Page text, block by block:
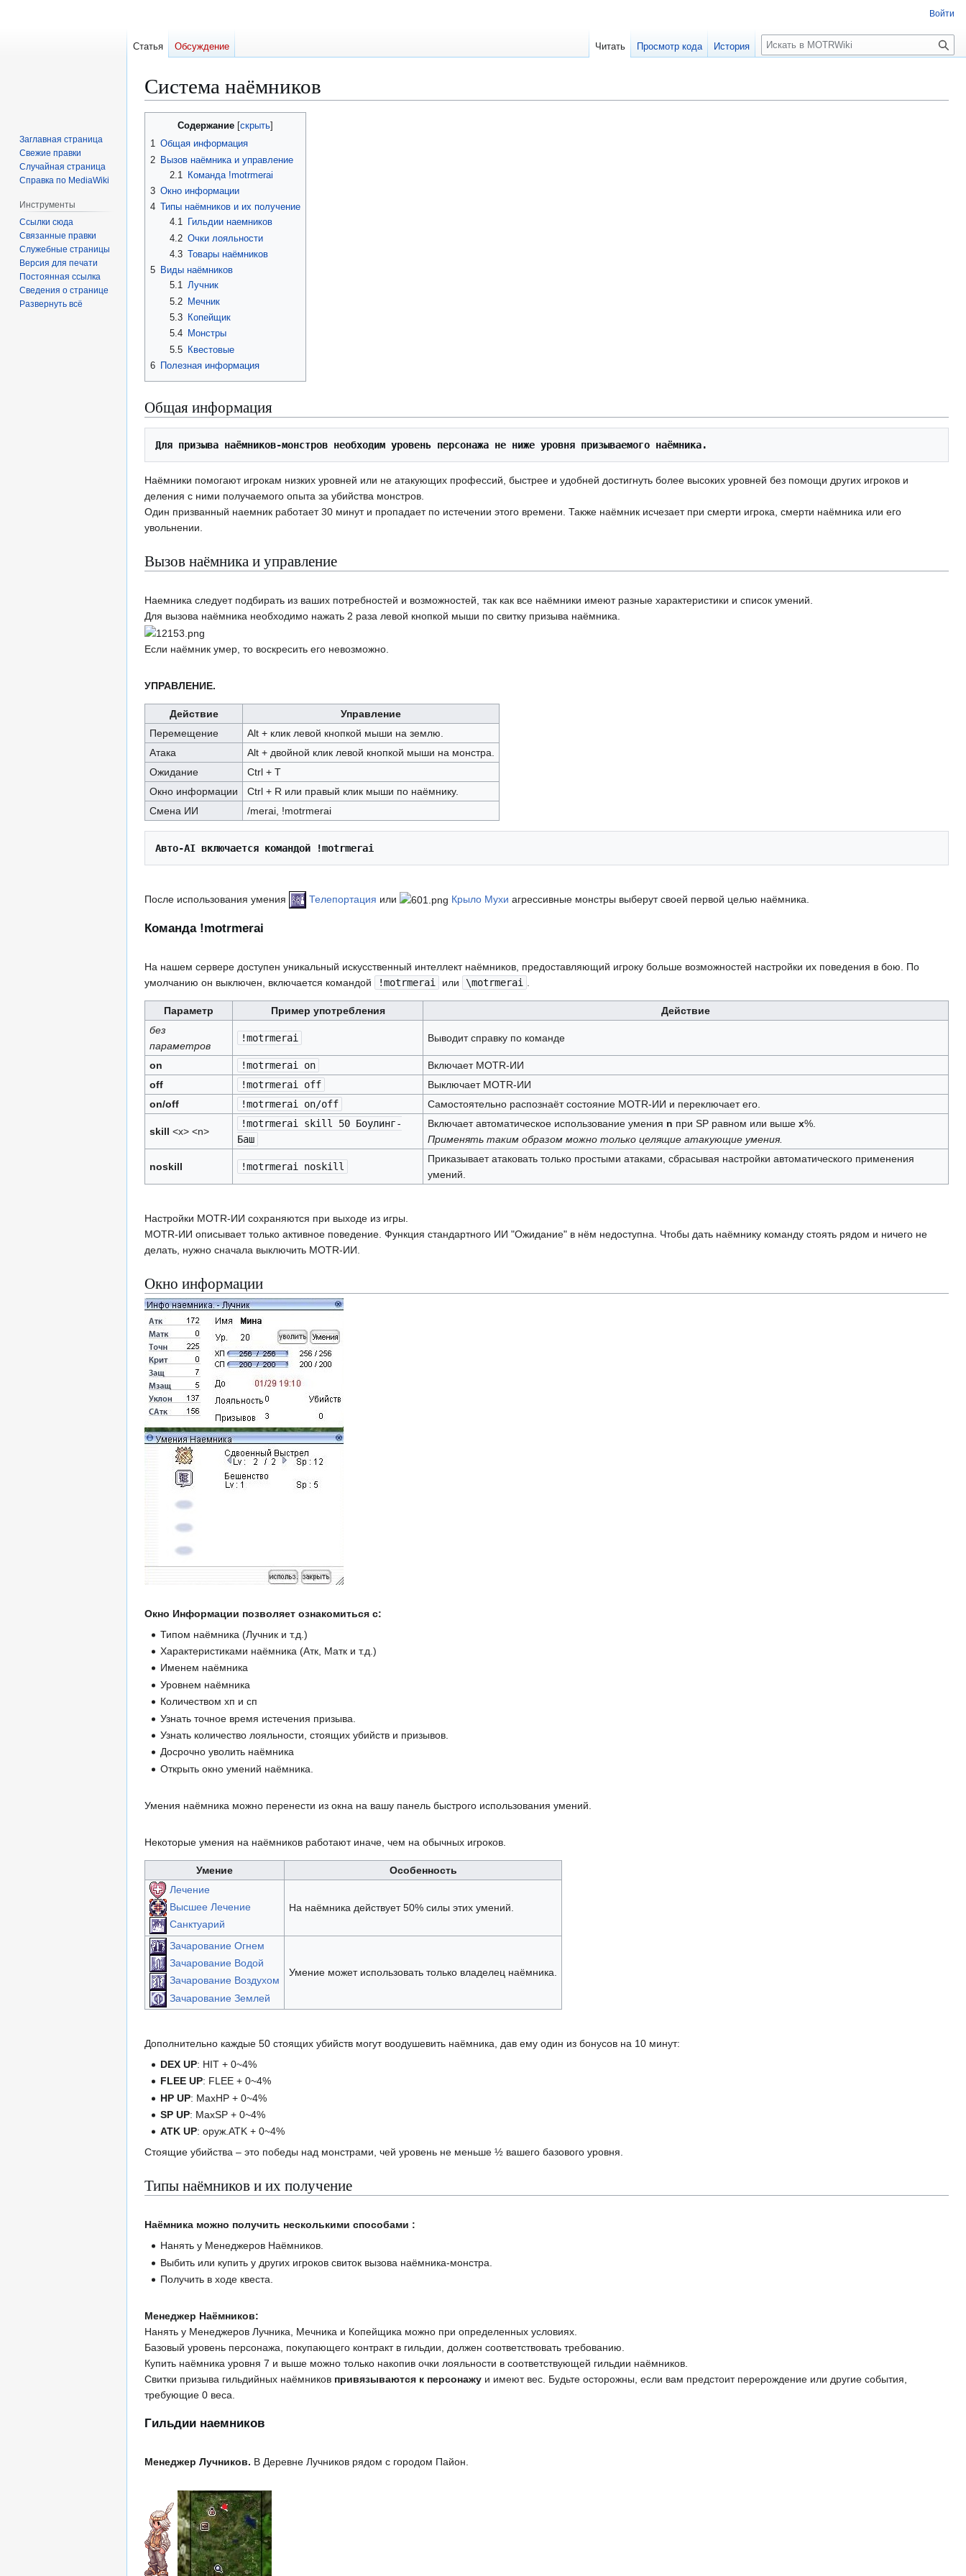
Система наёмников
Перейти
навигации
Перейти
Содержание
1 Общая информация
2 Вызов наёмника и управление
2.1
Команда !motrmerai
3 Окно информации
4 Типы наёмников и их получение
4.1
Гильдии наемников
4.2 Очки лояльности
4.3 Товары наёмников
5 Виды наёмников
5.1 Лучник
5.2 Мечник
5.3
Копейщик
5.4
Монстры
5.5 Квестовые
6 Полезная информация
Общая информация
Для призыва наёмников-монстров необходим уровень персонажа не ниже уровня призываемого наёмника.
Наёмники помогают игрокам низких уровней или не атакующих профессий, быстрее и удобней достигнуть более высоких уровней без помощи других игроков и
деления с ними получаемого опыта за убийства монстров.
Один призванный наемник работает 30 минут и пропадает по истечении этого времени. Также наёмник исчезает при смерти игрока, смерти наёмника или его
увольнении.
Вызов наёмника и управление
Наемника следует подбирать из ваших потребностей и возможностей, так как все наёмники имеют разные характеристики и список умений.
Для вызова наёмника необходимо нажать 2 раза левой кнопкой мыши по свитку призыва наёмника.
Если наёмник умер, то воскресить его невозможно.
УПРАВЛЕНИЕ.
Действие
Управление
Перемещение
Alt + клик левой кнопкой мыши на землю.
Атака
Alt + двойной клик левой кнопкой мыши на монстра.
Ожидание
Ctrl + T
Окно информации
Ctrl + R или правый клик мыши по наёмнику.
Смена ИИ
/merai, !motrmerai
Авто-AI включается командой !motrmerai
После использования умения Телепортация или Крыло Мухи агрессивные монстры выберут своей первой целью наёмника.
Команда !motrmerai
На нашем сервере доступен уникальный искусственный интеллект наёмников, предоставляющий игроку больше возможностей настройки их поведения в бою. По
умолчанию он выключен, включается командой
!motrmerai или \motrmerai .
Параметр Пример употребления
Действие
без
параметров
!motrmerai Выводит справку по команде
on !motrmerai on
Включает MOTR-ИИ
off
!motrmerai off
Выключает MOTR-ИИ
on/off
!motrmerai on/off Самостоятельно распознаёт состояние MOTR-ИИ и переключает его.
skill <x> <n>
!motrmerai skill 50 Боулинг-
Баш
Включает автоматическое использование умения n при SP равном или выше x%.
Применять таким образом можно только целящие атакующие умения.
noskill !motrmerai noskill
Приказывает атаковать только простыми атаками, сбрасывая настройки автоматического применения
умений.
Настройки MOTR-ИИ сохраняются при выходе из игры.
MOTR-ИИ описывает только активное поведение. Функция стандартного ИИ "Ожидание" в нём недоступна. Чтобы дать наёмнику команду стоять рядом и ничего не
делать, нужно сначала выключить MOTR-ИИ.
Окно информации
Окно Информации позволяет ознакомиться с:
Типом наёмника (Лучник и т.д.)
Характеристиками наёмника (Атк, Матк и т.д.)
Именем наёмника
Уровнем наёмника
Количеством хп и сп
Узнать точное время истечения призыва.
Узнать количество лояльности, стоящих убийств и призывов.
Досрочно уволить наёмника
Открыть окно умений наёмника.
Умения наёмника можно перенести из окна на вашу панель быстрого использования умений.
Некоторые умения на наёмников работают иначе, чем на обычных игроков.
Умение
Особенность
Лечение
Высшее Лечение
Санктуарий
На наёмника действует 50% силы этих умений.
Зачарование Огнем
Зачарование Водой
Зачарование Воздухом
Зачарование Землей
Умение может использовать только владелец наёмника.
Дополнительно каждые 50 стоящих убийств могут воодушевить наёмника, дав ему один из бонусов на 10 минут:
DEX UP: HIT + 0~4%
FLEE UP: FLEE + 0~4%
HP UP: MaxHP + 0~4%
SP UP: MaxSP + 0~4%
ATK UP: оруж.ATK + 0~4%
Стоящие убийства – это победы над монстрами, чей уровень не меньше ½ вашего базового уровня.
Типы наёмников и их получение
Наёмника можно получить несколькими способами :
Нанять у Менеджеров Наёмников.
Выбить или купить у других игроков свиток вызова наёмника-монстра.
Получить в ходе квеста.
Менеджер Наёмников:
Нанять у Менеджеров Лучника, Мечника и Копейщика можно при определенных условиях.
Базовый уровень персонажа, покупающего контракт в гильдии, должен соответствовать требованию.
Купить наёмника уровня 7 и выше можно только накопив очки лояльности в соответствующей гильдии наёмников.
Свитки призыва гильдийных наёмников привязываются к персонажу и имеют вес. Будьте осторожны, если вам предстоит перерождение или другие события,
требующие 0 веса.
Гильдии наемников
Менеджер Лучников. В Деревне Лучников рядом с городом Пайон.
Войти
Статья Обсуждение Читать Просмотр кода История
П
о
к
Заглавная страница
Свежие правки
Случайная страница
Справка по MediaWiki
Инструменты
Ссылки сюда
Связанные правки
Служебные страницы
Версия для печати
Постоянная ссылка
Сведения о странице
Развернуть всё